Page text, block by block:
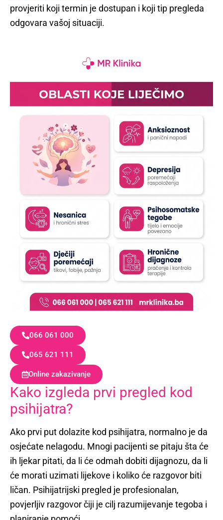
provjeriti koji termin je dostupan i koji tip pregleda
odgovara vašoj situaciji.
066 061 000
065 621 111
Online zakazivanje
Kako izgleda prvi pregled kod
psihijatra?
Ako prvi put dolazite kod psihijatra, normalno je da
osjećate nelagodu. Mnogi pacijenti se pitaju šta će
ih ljekar pitati, da li će odmah dobiti dijagnozu, da li
će morati uzimati lijekove i koliko će razgovor biti
ličan. Psihijatrijski pregled je profesionalan,
povjerljiv razgovor čiji je cilj razumijevanje tegoba i